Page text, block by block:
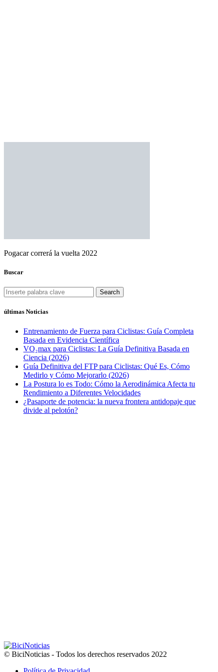
Pogacar correrá la vuelta 2022
Buscar
Search
últimas Noticias
Entrenamiento de Fuerza para Ciclistas: Guía Completa
Basada en Evidencia Científica
VO₂max para Ciclistas: La Guía Definitiva Basada en
Ciencia (2026)
Guía Definitiva del FTP para Ciclistas: Qué Es, Cómo
Medirlo y Cómo Mejorarlo (2026)
La Postura lo es Todo: Cómo la Aerodinámica Afecta tu
Rendimiento a Diferentes Velocidades
¿Pasaporte de potencia: la nueva frontera antidopaje que
divide al pelotón?
© BiciNoticias - Todos los derechos reservados 2022